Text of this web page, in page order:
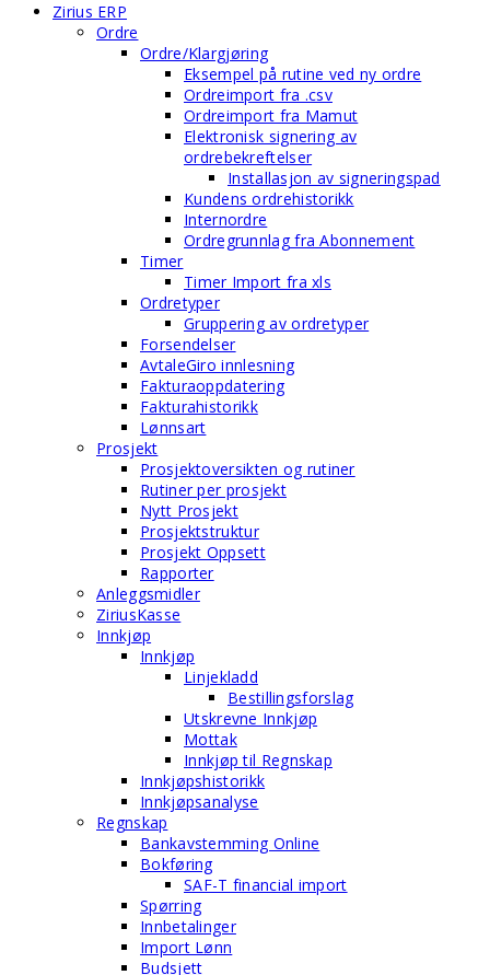
Zirius ERP
Ordre
Ordre/Klargjøring
Eksempel på rutine ved ny ordre
Ordreimport fra .csv
Ordreimport fra Mamut
Elektronisk signering av
ordrebekreftelser
Installasjon av signeringspad
Kundens ordrehistorikk
Internordre
Ordregrunnlag fra Abonnement
Timer
Timer Import fra xls
Ordretyper
Gruppering av ordretyper
Forsendelser
AvtaleGiro innlesning
Fakturaoppdatering
Fakturahistorikk
Lønnsart
Prosjekt
Prosjektoversikten og rutiner
Rutiner per prosjekt
Nytt Prosjekt
Prosjektstruktur
Prosjekt Oppsett
Rapporter
Anleggsmidler
ZiriusKasse
Innkjøp
Innkjøp
Linjekladd
Bestillingsforslag
Utskrevne Innkjøp
Mottak
Innkjøp til Regnskap
Innkjøpshistorikk
Innkjøpsanalyse
Regnskap
Bankavstemming Online
Bokføring
SAF-T financial import
Spørring
Innbetalinger
Import Lønn
Budsjett